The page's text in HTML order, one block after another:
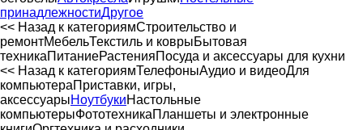
принадлежностиДругое
<< Назад к категориямСтроительство и
ремонтМебельТекстиль и коврыБытовая
техникаПитаниеРастенияПосуда и аксессуары для кухни
<< Назад к категориямТелефоныАудио и видеоДля
компьютераПриставки, игры,
аксессуарыНоутбукиНастольные
компьютерыФототехникаПланшеты и электронные